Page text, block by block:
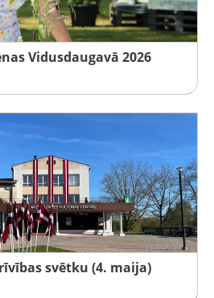
Vidusdaugavā 2026
svētku (4. maija)